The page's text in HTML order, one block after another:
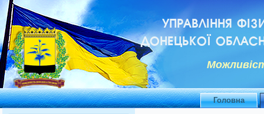
УПРАВЛІННЯ
ДОНЕЦЬКОЇ
Головна